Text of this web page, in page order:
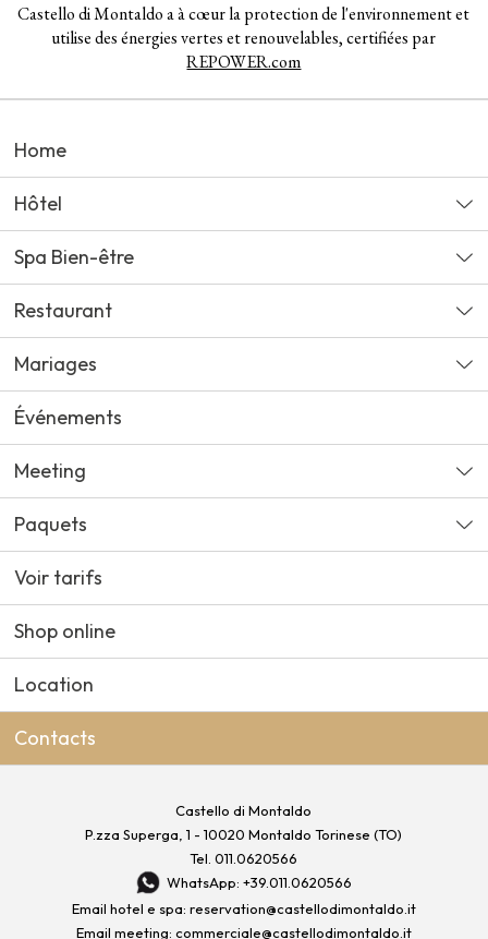
Castello di Montaldo a à cœur la protection de l'environnement et
utilise des énergies vertes et renouvelables, certifiées par
REPOWER.com
Home
Hôtel
Spa Bien-être
Restaurant
Mariages
Événements
Meeting
Paquets
Voir tarifs
Shop online
Location
Contacts
Castello di Montaldo
P.zza Superga, 1 - 10020 Montaldo Torinese (TO)
Tel.011.0620566
WhatsApp: +39.011.0620566
Email hotel e spa: reservation@castellodimontaldo.it
Email meeting: commerciale@castellodimontaldo.it